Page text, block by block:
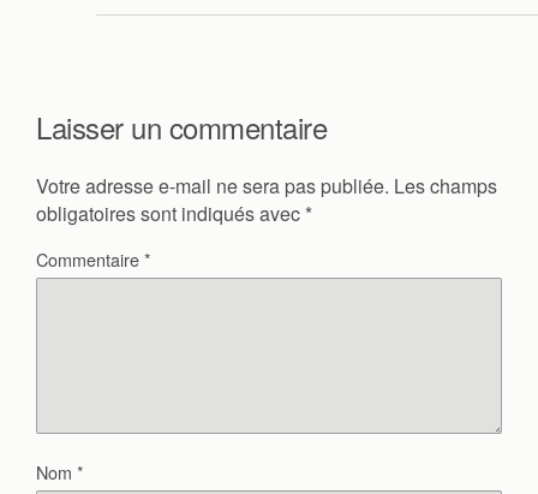
Laisser un commentaire
Votre adresse e-mail ne sera pas publiée. Les champs
obligatoires sont indiqués avec *
Commentaire*
Nom *